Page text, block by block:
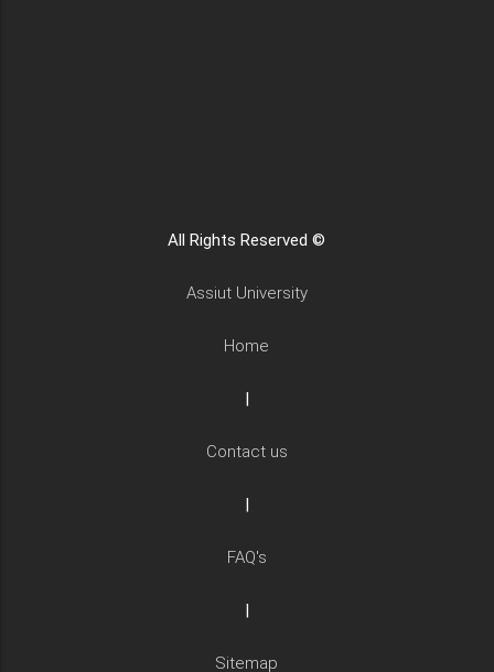
All Rights Reserved ©
Assiut University
Home
|
Contact us
|
FAQ's
|
Sitemap